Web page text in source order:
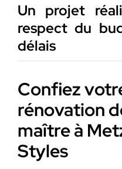
Un projet
respect du
délais
Confiez
rénovation
maître à
Styles